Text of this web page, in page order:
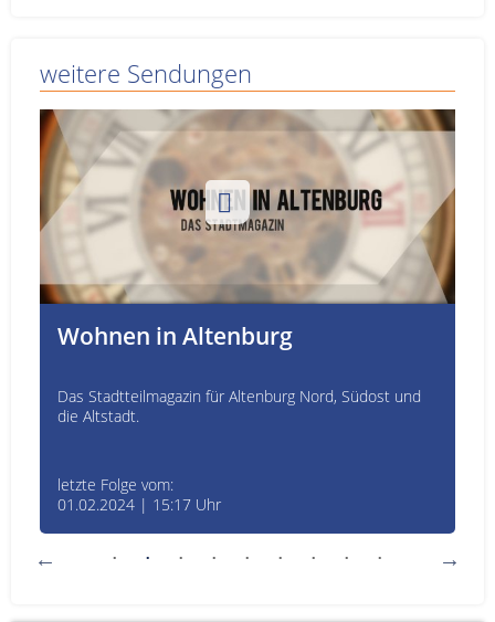
weitere Sendungen
Wohnen in Altenburg
Das Stadtteilmagazin für Altenburg Nord, Südost und
die Altstadt.
letzte Folge vom:
01.02.2024 | 15:17 Uhr